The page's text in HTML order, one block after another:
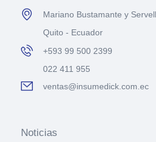
Mariano Bustamante y
Quito - Ecuador
+593 99 500 2399
022 411 955
ventas@insumedick.com.ec
Noticias